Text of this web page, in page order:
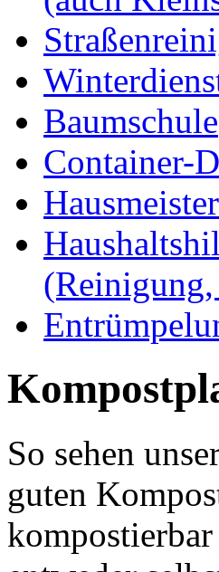
Baumschule
Container-
So sehen
guten